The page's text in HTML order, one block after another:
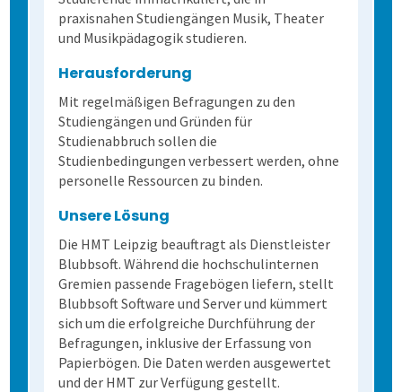
Daten importieren
Fragebogen erstellen
Auf Papier befragen
Online befragen
Hybrid befragen
4. Bögen erfassen
Fragebögen einscannen
Qualität der Erfassung prüfen
5. Ergebnisse generieren
Daten detailliert auswerten
Daten weiterverarbeiten
Lösung
Demoversion
Einstieg
Fortgeschritten
Extras
Mehrsprachige Fragebögen
Selbstgestaltete Fragebögen
Dienstleistungen
Kontakt
praxisnahen Studiengängen Musik, Theater
und Musikpädagogik studieren.
Herausforderung
Mit regelmäßigen Befragungen zu den
Studiengängen und Gründen für
Studienabbruch sollen die
Studienbedingungen verbessert werden, ohne
personelle Ressourcen zu binden.
Unsere Lösung
Die HMT Leipzig beauftragt als Dienstleister
Blubbsoft. Während die hochschulinternen
Gremien passende Fragebögen liefern, stellt
Blubbsoft Software und Server und kümmert
sich um die erfolgreiche Durchführung der
Befragungen, inklusive der Erfassung von
Papierbögen. Die Daten werden ausgewertet
und der HMT zur Verfügung gestellt.